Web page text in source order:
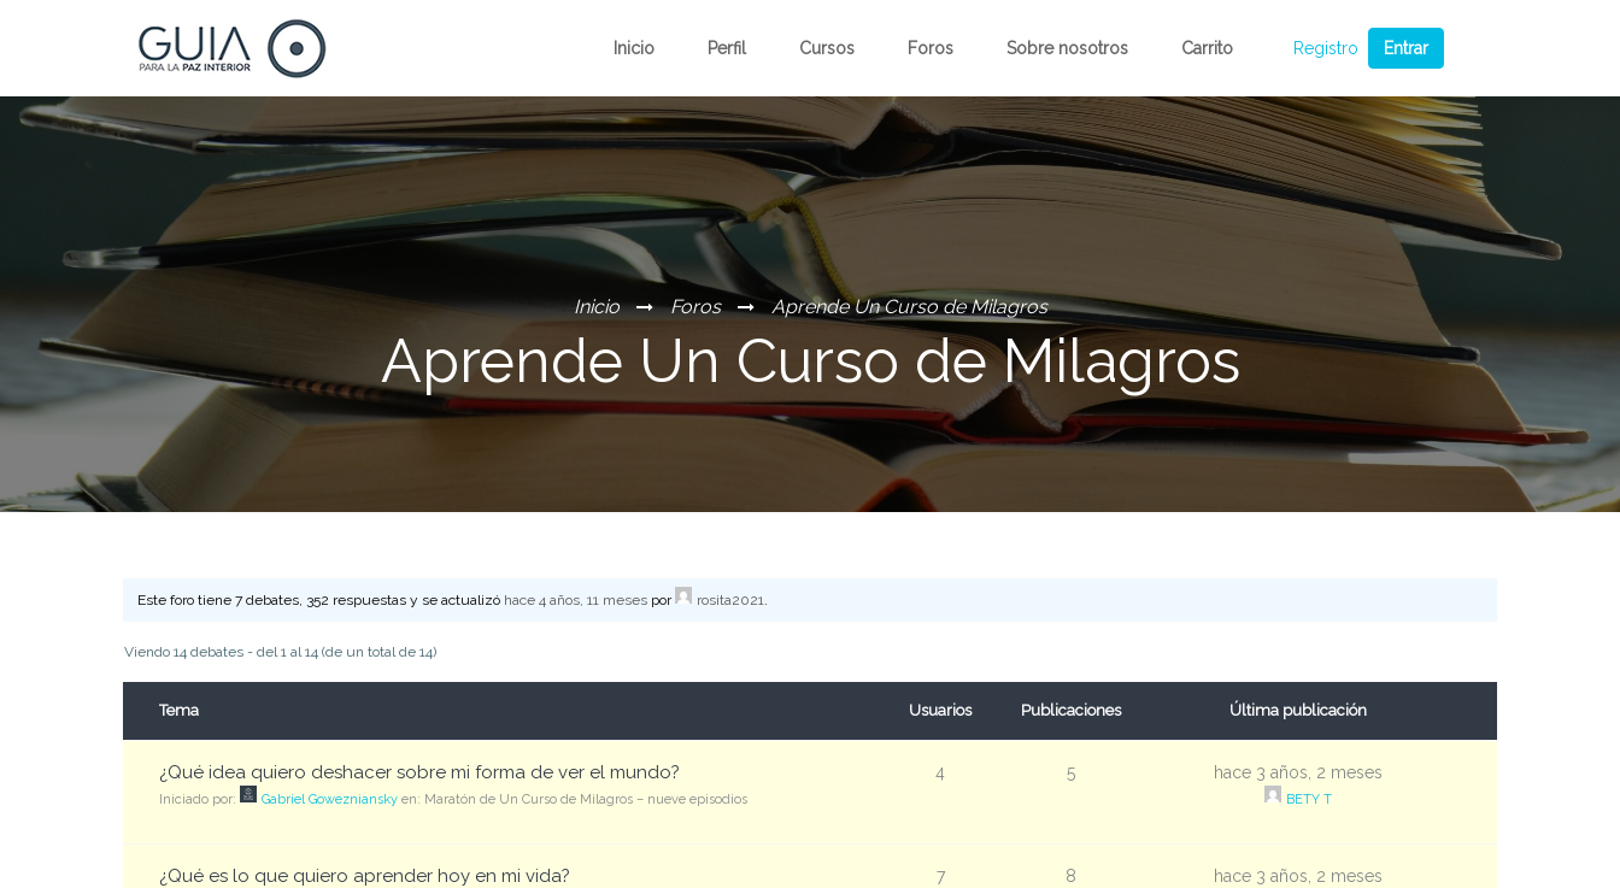
Inicio Perfil Cursos Foros Sobre nosotros Carrito Registro Entrar
Inicio Foros Aprende Un Curso de Milagros
Aprende Un Curso de Milagros
Este foro tiene 7 debates, 352 respuestas y se actualizó hace 4 años, 11 meses por rosita2021.
Viendo 14 debates - del 1 al 14 (de un total de 14)
Tema Usuarios Publicaciones Última publicación
¿Qué idea quiero deshacer sobre mi forma de ver el mundo?
Iniciado por: Gabriel Gowezniansky en: Maratón de Un Curso de Milagros – nueve episodios
4 5 hace 3 años, 2 meses
BETY T
¿Qué es lo que quiero aprender hoy en mi vida? 7 8 hace 3 años, 2 meses